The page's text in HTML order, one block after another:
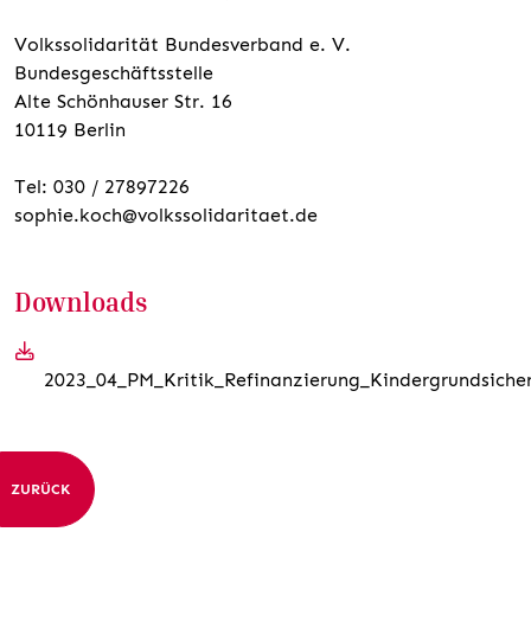
Volkssolidarität Bundesverband e. V.
Bundesgeschäftsstelle
Alte Schönhauser Str. 16
10119 Berlin
Tel: 030 / 27897226
sophie.koch@volkssolidaritaet.de
Downloads
ZURÜCK